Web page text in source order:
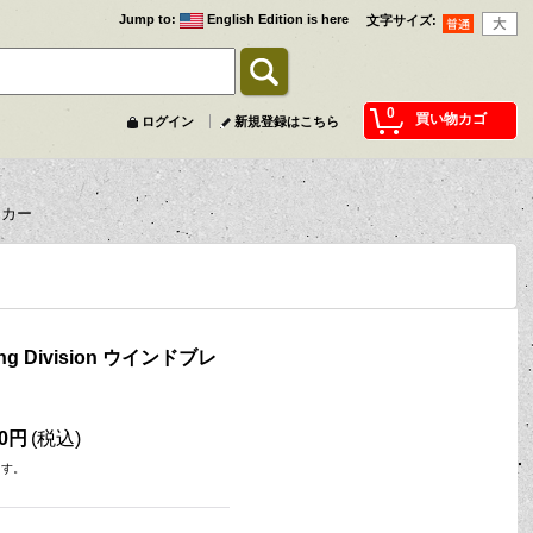
文字サイズ:
Jump to: English Edition is here
0 買い物カゴ
ログイン 新規登録はこちら
ー
Division ウインドブレ
円 (税込)
。